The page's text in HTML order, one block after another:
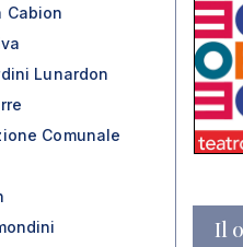
Cabion
Lunardon
Comunale
Il